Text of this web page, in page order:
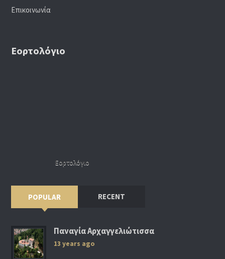
Επικοινωνία
Εορτολόγιο
Εορτολόγιο
POPULAR RECENT
Παναγία Αρχαγγελιώτισσα
13 years ago